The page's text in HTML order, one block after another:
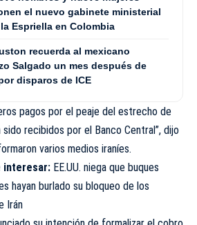
el nuevo gabinete ministerial
Espriella en Colombia
recuerda al mexicano
Salgado un mes después de
disparos de ICE
pagos por el peaje del estrecho de
sido recibidos por el Banco Central”, dijo
varios medios iraníes.
interesar: EE.UU. niega que buques
hayan burlado su bloqueo de los
Irán